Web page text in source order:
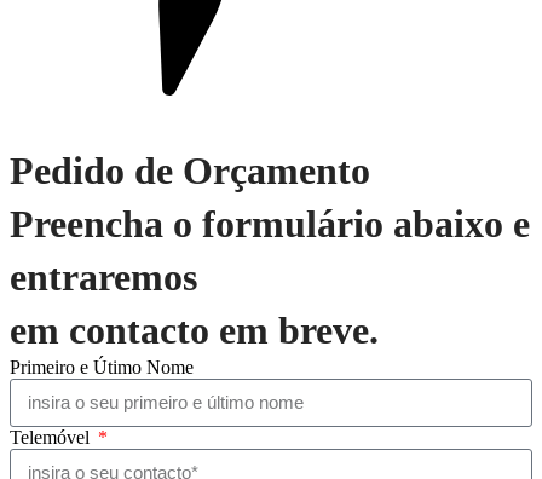
Pedido de Orçamento
Preencha o formulário abaixo e
entraremos
em contacto em breve.
Primeiro e Útimo Nome
Telemóvel